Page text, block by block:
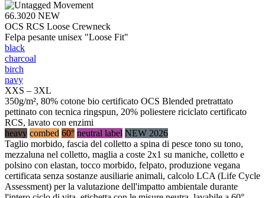
66.3020 NEW
OCS RCS Loose Crewneck
Felpa pesante unisex "Loose Fit"
black
charcoal
birch
navy
XXS – 3XL
350g/m², 80% cotone bio certificato OCS Blended pretrattato
pettinato con tecnica ringspun, 20% poliestere riciclato certificato
RCS, lavato con enzimi
heavy combed 60° neutral label NEW 2026
Taglio morbido, fascia del colletto a spina di pesce tono su tono,
mezzaluna nel colletto, maglia a coste 2x1 su maniche, colletto e
polsino con elastan, tocco morbido, felpato, produzione vegana
certificata senza sostanze ausiliarie animali, calcolo LCA (Life Cycle
Assessment) per la valutazione dell'impatto ambientale durante